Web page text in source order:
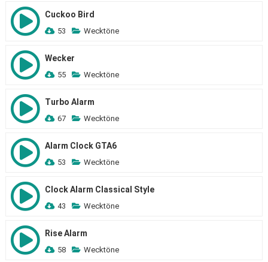
Cuckoo Bird
53 Wecktöne
Wecker
55 Wecktöne
Turbo Alarm
67 Wecktöne
Alarm Clock GTA6
53 Wecktöne
Clock Alarm Classical Style
43 Wecktöne
Rise Alarm
58 Wecktöne